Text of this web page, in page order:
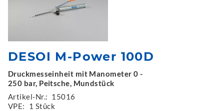
DESOI M-Power 100D
Druckmesseinheit mit Manometer 0 -
250 bar, Peitsche, Mundstück
Artikel-Nr.: 15016
VPE:
1 Stück